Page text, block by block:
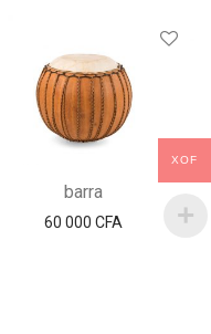
barra
60 000 CFA
XOF